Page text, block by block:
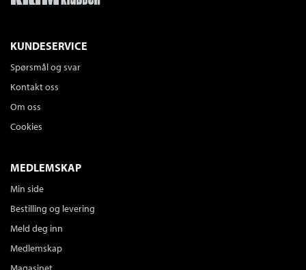
KUNDESERVICE
Spørsmål og svar
Kontakt oss
Om oss
Cookies
MEDLEMSKAP
Min side
Bestilling og levering
Meld deg inn
Medlemskap